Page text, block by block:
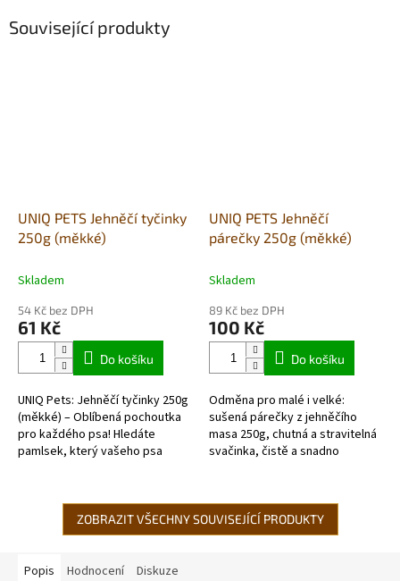
Související produkty
UNIQ PETS Jehněčí tyčinky
250g (měkké)
Skladem
54 Kč bez DPH
61 Kč
Do košíku
UNIQ Pets: Jehněčí tyčinky 250g
(měkké) – Oblíbená pochoutka
pro každého psa! Hledáte
pamlsek, který vašeho psa
UNIQ PETS Jehněčí
párečky 250g (měkké)
Skladem
89 Kč bez DPH
100 Kč
Do košíku
Odměna pro malé i velké:
sušená párečky z jehněčího
masa 250g, chutná a stravitelná
svačinka, čistě a snadno
ZOBRAZIT VŠECHNY SOUVISEJÍCÍ PRODUKTY
Popis Hodnocení Diskuze